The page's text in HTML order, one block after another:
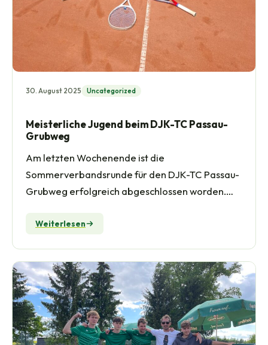
30. August 2025 Uncategorized
Meisterliche Jugend beim DJK-TC Passau-
Grubweg
Am letzten Wochenende ist die
Sommerverbandsrunde für den DJK-TC Passau-
Grubweg erfolgreich abgeschlossen worden.
TCG konnten…
Weiterlesen